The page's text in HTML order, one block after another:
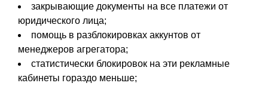
закрывающие документы на все платежи от
юридического лица;
помощь в разблокировках аккунтов от
менеджеров агрегатора;
статистически блокировок на эти рекламные
кабинеты гораздо меньше;